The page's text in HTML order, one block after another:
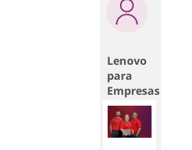
Lenovo
para
Empresas